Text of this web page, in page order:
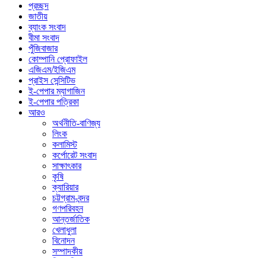
প্রচ্ছদ
জাতীয়
ব্যাংক সংবাদ
বীমা সংবাদ
পুঁজিবাজার
কোম্পানি প্রোফাইল
এজিএম/ইজিএম
প্রাইস সেন্সিটিভ
ই-পেপার ম্যাগাজিন
ই-পেপার পত্রিকা
আরও
অর্থনীতি-বাণিজ্য
লিংক
কলামিস্ট
কর্পোরেট সংবাদ
সাক্ষাৎকার
কৃষি
ক্যারিয়ার
চট্টগ্রাম-বন্দর
গণপরিবহন
আন্তর্জাতিক
খেলাধুলা
বিনোদন
সম্পাদকীয়